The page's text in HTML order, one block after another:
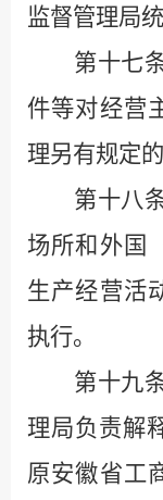
监督管理局
第十七
件等对经营
理另有规定
第十八
场所和外国
生产经营活
执行。
第十九
理局负责解
原安徽省工